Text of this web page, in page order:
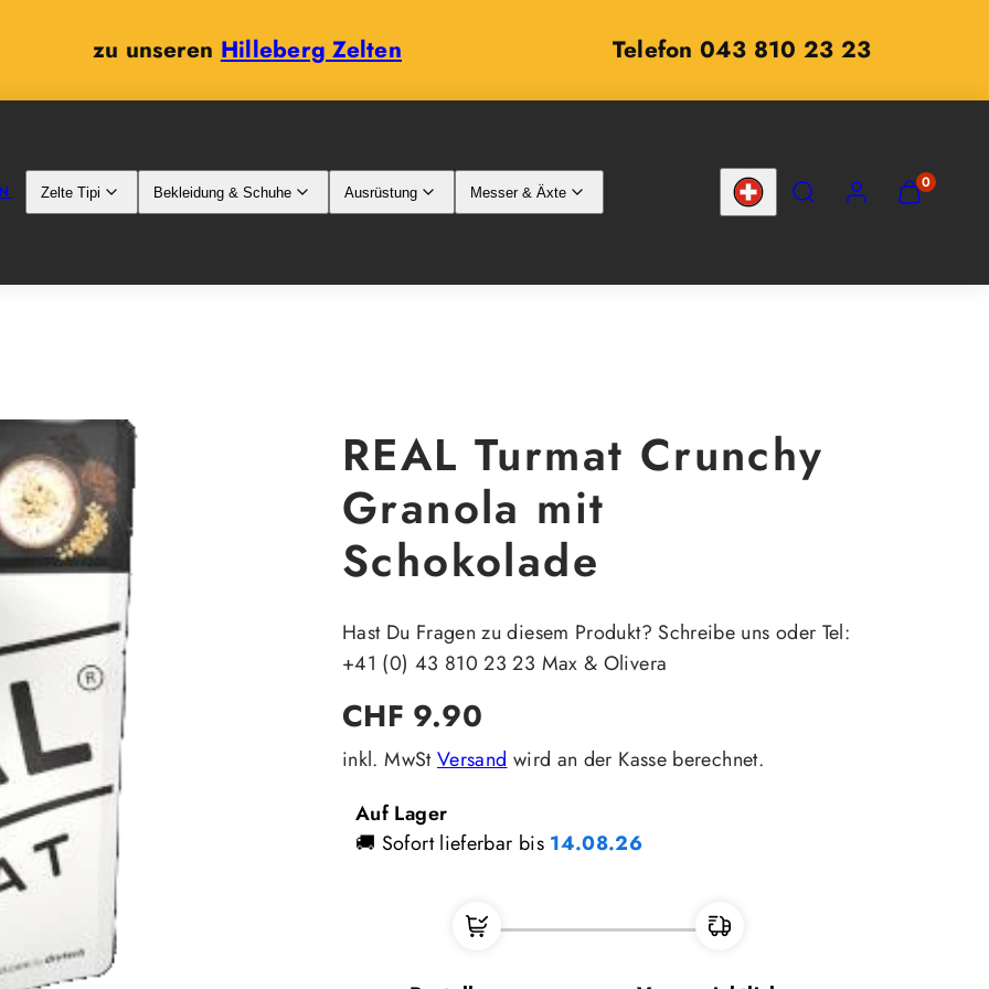
zu unseren Hilleberg Zelten Telefon 043 810 23 23
Zelte Tipi Bekleidung & Schuhe Ausrüstung Messer & Äxte Land/Region
SUCHEN
MEINEN
)
0
REAL Turmat Crunchy
Granola mit
Schokolade
Hast Du Fragen zu diesem Produkt? Schreibe uns oder Tel:
+41 (0) 43 810 23 23 Max & Olivera
Regulärer
CHF 9.90
inkl. MwStVersand wird an der Kasse berechnet.
Auf Lager
🚚 Sofort lieferbar bis 14.08.26